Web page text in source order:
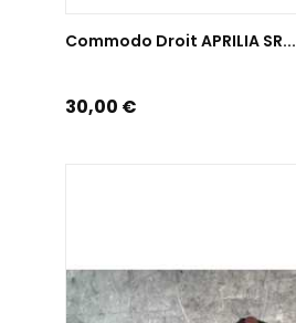
Commodo Droit APRILIA SR...
Prix
30,00 €